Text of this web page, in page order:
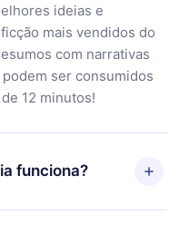
ideias e
mais vendidos do
com narrativas
ser consumidos
12 minutos!
funciona?
e começar a